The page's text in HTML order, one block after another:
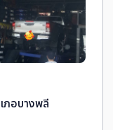
ภอบางพลี